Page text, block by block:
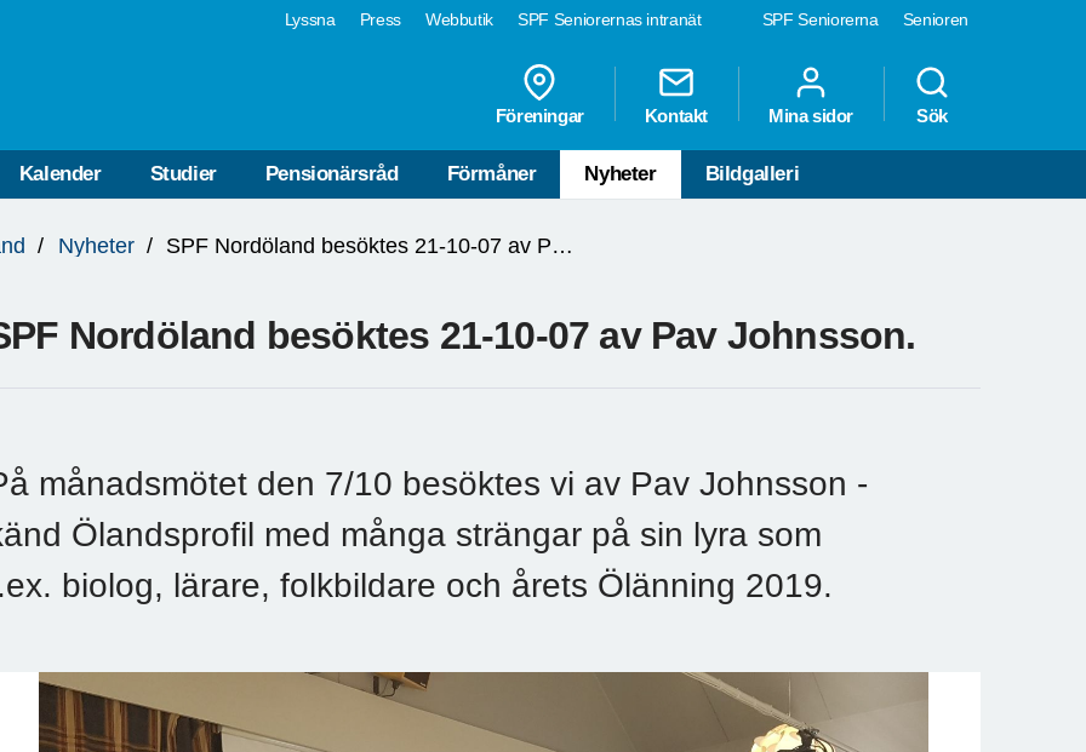
SPF Seniorerna Senioren
Lyssna Press Webbutik SPF Seniorernas intranät
Föreningar Kontakt Mina sidor Sök
Kalender Studier Pensionärsråd Förmåner Nyheter Bildgalleri
Nyheter SPF Nordöland besöktes 21-10-07 av Pav Johnsson.
Nordöland besöktes 21-10-07 av Pav Johnsson.
månadsmötet den 7/10 besöktes vi av Pav Johnsson -
Ölandsprofil med många strängar på sin lyra som
biolog, lärare, folkbildare och årets Ölänning 2019.